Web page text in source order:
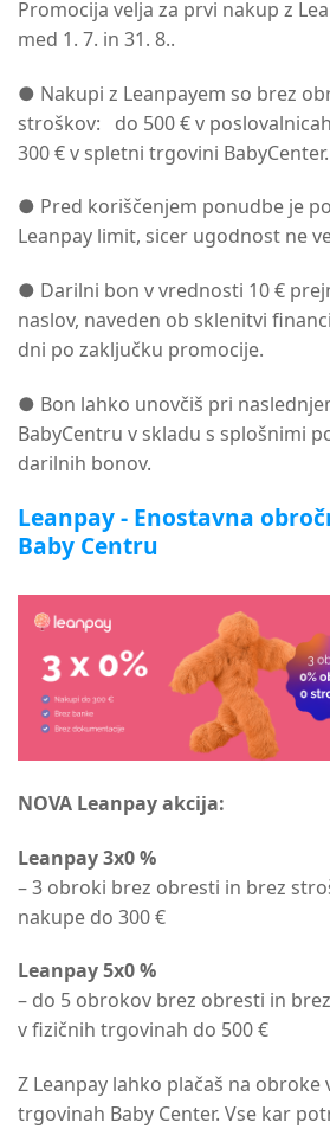
Promocija velja za prvi nakup z
med 1. 7. in 31. 8..
● Nakupi z Leanpayem so brez
stroškov: do 500 € v
300 € v spletni trgovini BabyCenter.
● Pred koriščenjem ponudbe je
Leanpay limit, sicer ugodnost ne
● Darilni bon v vrednosti 10 €
naslov, naveden ob sklenitvi
dni po zaključku promocije.
● Bon lahko unovčiš pri
BabyCentru v skladu s splošnimi
darilnih bonov.
Leanpay - Enostavna
Baby Centru
NOVA Leanpay akcija:
Leanpay 3x0 %
– 3 obroki brez obresti in brez
nakupe do 300 €
Leanpay 5x0 %
– do 5 obrokov brez obresti in
v fizičnih trgovinah do 500 €
Z Leanpay lahko plačaš na
trgovinah Baby Center. Vse kar